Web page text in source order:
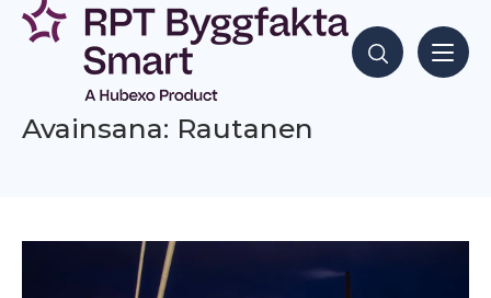
Siirry
sisältöön
Hae sisältöjä
Avainsana: Rautanen